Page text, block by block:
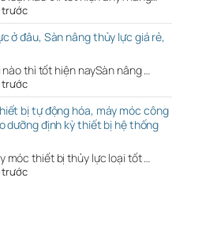
trước
ở đâu, Sàn nâng thủy lực giá rẻ,
thì tốt hiện naySàn nâng …
trước
bị tự động hóa, máy móc công
dưỡng định kỳ thiết bị hệ thống
móc thiết bị thủy lực loại tốt …
trước